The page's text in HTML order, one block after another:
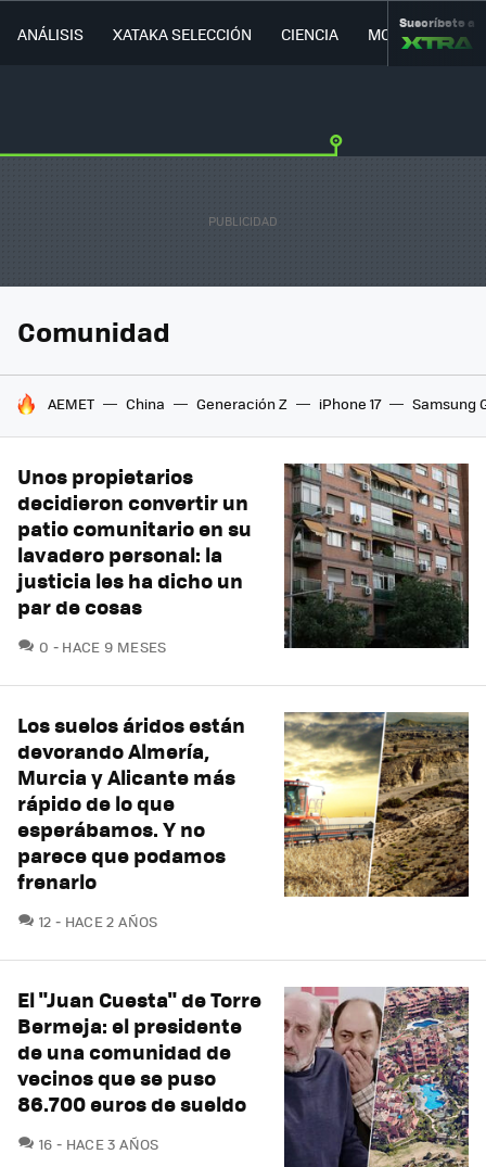
ANÁLISIS XATAKA SELECCIÓN CIENCIA MOVILIDAD
Suscríbete a
Comunidad
HOY SE HABLA DE
AEMET China Generación Z iPhone 17 Samsung
Unos propietarios
decidieron convertir un
patio comunitario en su
lavadero personal: la
justicia les ha dicho un
par de cosas
0 COMENTARIOS
HACE 9 MESES
Los suelos áridos están
devorando Almería,
Murcia y Alicante más
rápido de lo que
esperábamos. Y no
parece que podamos
frenarlo
12 COMENTARIOS
HACE 2 AÑOS
El "Juan Cuesta" de Torre
Bermeja: el presidente
de una comunidad de
vecinos que se puso
86.700 euros de sueldo
16 COMENTARIOS
HACE 3 AÑOS